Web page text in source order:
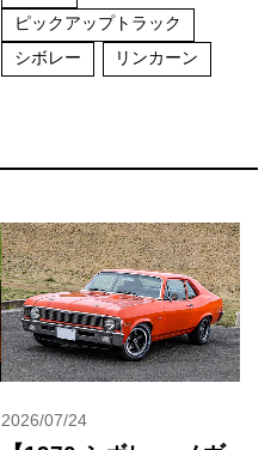
ピックアップトラック
シボレー
リンカーン
2026/07/24